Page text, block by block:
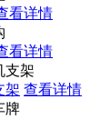
看详情
看详情
架 查看详情